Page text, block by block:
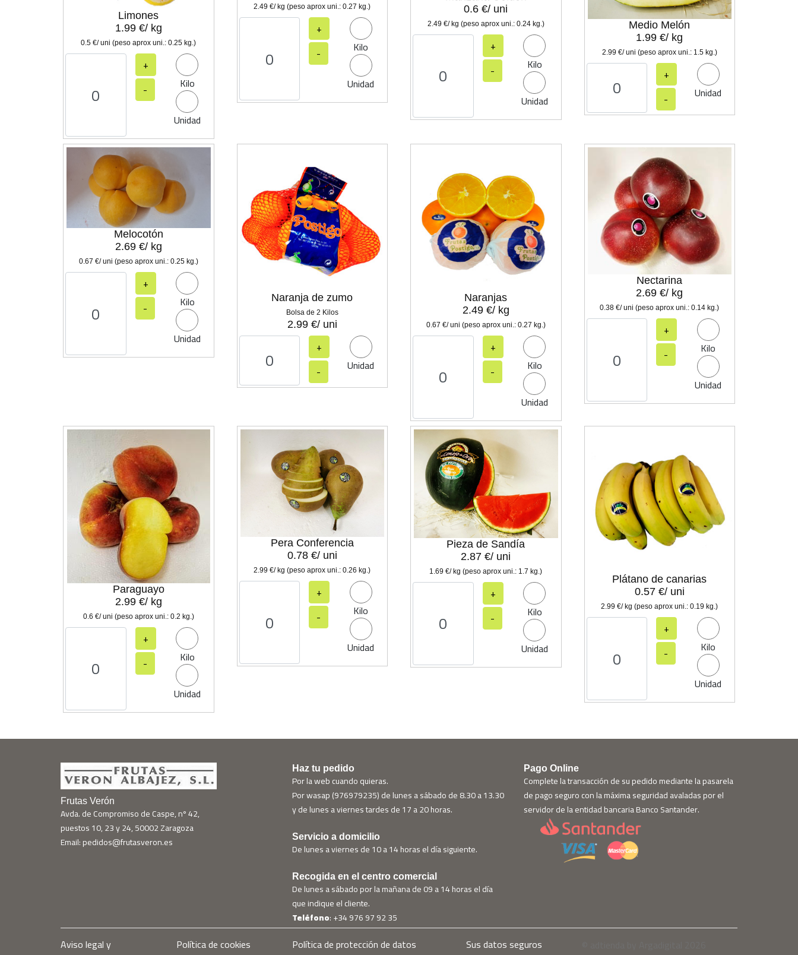
Limones
1.99 €/ kg
0.5 €/ uni (peso aprox uni.: 0.25 kg.)
+
-
Kilo
Unidad
2.49 €/ kg (peso aprox uni.: 0.27 kg.)
+
-
Kilo
Unidad
0.6 €/ uni
2.49 €/ kg (peso aprox uni.: 0.24 kg.)
+
-
Kilo
Unidad
Medio Melón
1.99 €/ kg
2.99 €/ uni (peso aprox uni.: 1.5 kg.)
+
-
Unidad
Melocotón
2.69 €/ kg
0.67 €/ uni (peso aprox uni.: 0.25 kg.)
+
-
Kilo
Unidad
Naranja de zumo
Bolsa de 2 Kilos
2.99 €/ uni
+
-
Unidad
Naranjas
2.49 €/ kg
0.67 €/ uni (peso aprox uni.: 0.27 kg.)
+
-
Kilo
Unidad
Nectarina
2.69 €/ kg
0.38 €/ uni (peso aprox uni.: 0.14 kg.)
+
-
Kilo
Unidad
Paraguayo
2.99 €/ kg
0.6 €/ uni (peso aprox uni.: 0.2 kg.)
+
-
Kilo
Unidad
Pera Conferencia
0.78 €/ uni
2.99 €/ kg (peso aprox uni.: 0.26 kg.)
+
-
Kilo
Unidad
Pieza de Sandía
2.87 €/ uni
1.69 €/ kg (peso aprox uni.: 1.7 kg.)
+
-
Kilo
Unidad
Plátano de canarias
0.57 €/ uni
2.99 €/ kg (peso aprox uni.: 0.19 kg.)
+
-
Kilo
Unidad
Frutas Verón
Avda. de Compromiso de Caspe, nº 42,
puestos 10, 23 y 24, 50002 Zaragoza
Email: pedidos@frutasveron.es
Haz tu pedido
Por la web cuando quieras.
Por wasap (976979235) de lunes a sábado de 8.30 a 13.30
y de lunes a viernes tardes de 17 a 20 horas.
Servicio a domicilio
De lunes a viernes de 10 a 14 horas el día siguiente.
Recogida en el centro comercial
De lunes a sábado por la mañana de 09 a 14 horas el día
que indique el cliente.
Teléfono: +34 976 97 92 35
Pago Online
Complete la transacción de su pedido mediante la pasarela
de pago seguro con la máxima seguridad avaladas por el
servidor de la entidad bancaria Banco Santander.
Aviso legal y
Política de cookies Política de protección de datos Sus datos seguros